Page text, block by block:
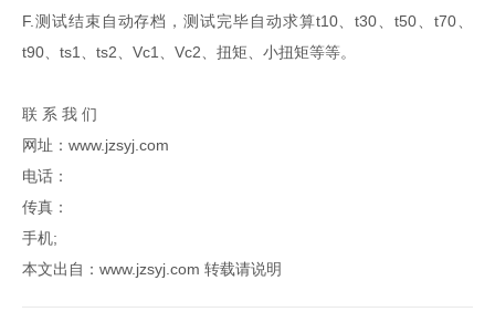
F.测试结束自动存档，测试完毕自动求算t10、t30、t50、t70、
t90、ts1、ts2、Vc1、Vc2、扭矩、小扭矩等等。
联 系 我 们
网址：www.jzsyj.com
电话：
传真：
手机;
本文出自：www.jzsyj.com 转载请说明